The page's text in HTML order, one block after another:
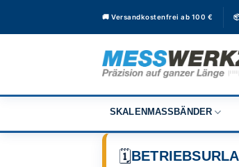
🚚 Versandkostenfrei ab 100 €
SKALENMASSBÄNDER
🗓️